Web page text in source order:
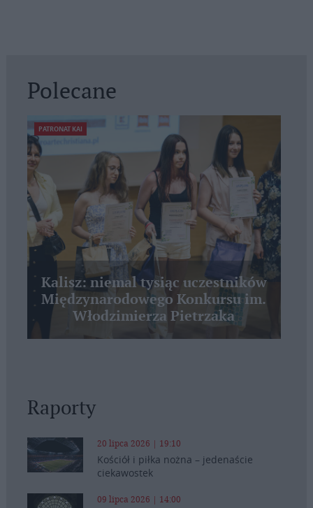
Polecane
PATRONAT KAI
Kalisz: niemal tysiąc uczestników
Międzynarodowego Konkursu im.
Włodzimierza Pietrzaka
Raporty
20 lipca 2026 | 19:10
Kościół i piłka nożna – jedenaście
ciekawostek
09 lipca 2026 | 14:00